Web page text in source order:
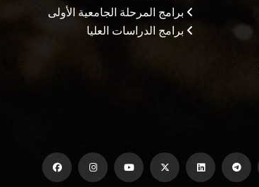
برامج المرحلة الجامعية الأولى
برامج الدراسات العليا